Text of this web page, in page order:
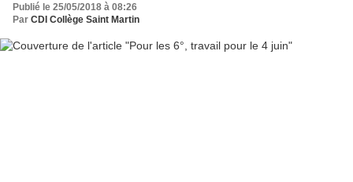
Publié le 25/05/2018 à 08:26
Par CDI Collège Saint Martin